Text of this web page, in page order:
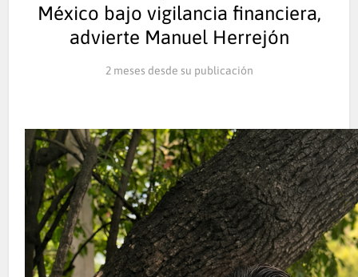
México bajo vigilancia financiera,
advierte Manuel Herrejón
2 meses desde su publicación